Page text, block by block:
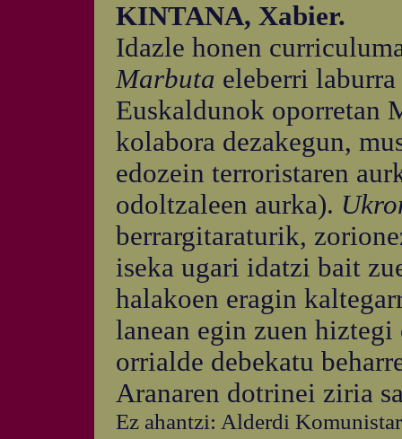
KINTANA, Xabier.
Idazle honen
Marbuta eleberri
Euskaldunok oporretan
kolabora dezakegun,
edozein terroristaren
odoltzaleen aurka).
berrargitaraturik,
iseka ugari idatzi bait
halakoen eragin
lanean egin zuen
orrialde debekatu
Aranaren dotrinei ziria
Ez ahantzi: Alderdi